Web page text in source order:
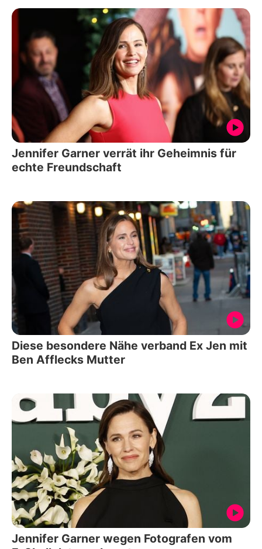
Jennifer Garner verrät ihr Geheimnis für
echte Freundschaft
Diese besondere Nähe verband Ex Jen mit
Ben Afflecks Mutter
Jennifer Garner wegen Fotografen vom